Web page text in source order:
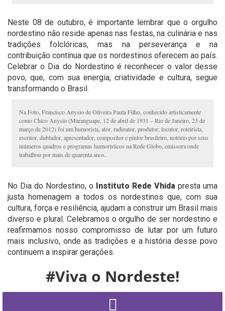
Neste 08 de outubro, é importante lembrar que o orgulho
nordestino não reside apenas nas festas, na culinária e nas
tradições folclóricas, mas na perseverança e na
contribuição contínua que os nordestinos oferecem ao país.
Celebrar o Dia do Nordestino é reconhecer o valor desse
povo, que, com sua energia, criatividade e cultura, segue
transformando o Brasil.
Na Foto, Francisco Anysio de Oliveira Paula Filho, conhecido artisticamente
como Chico Anysio (Maranguape, 12 de abril de 1931 – Rio de Janeiro, 23 de
março de 2012) foi um humorista, ator, radioator, produtor, locutor, roteirista,
escritor, dublador, apresentador, compositor e pintor brasileiro, notório por seus
inúmeros quadros e programas humorísticos na Rede Globo, emissora onde
trabalhou por mais de quarenta anos.
No Dia do Nordestino, o Instituto Rede Vhida presta uma
justa homenagem a todos os nordestinos que, com sua
cultura, força e resiliência, ajudam a construir um Brasil mais
diverso e plural. Celebramos o orgulho de ser nordestino e
reafirmamos nosso compromisso de lutar por um futuro
mais inclusivo, onde as tradições e a história desse povo
continuem a inspirar gerações.
#Viva o Nordeste!